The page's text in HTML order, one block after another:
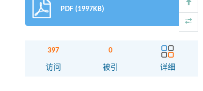
PDF (1997KB)
397
访问
0
被引 详细